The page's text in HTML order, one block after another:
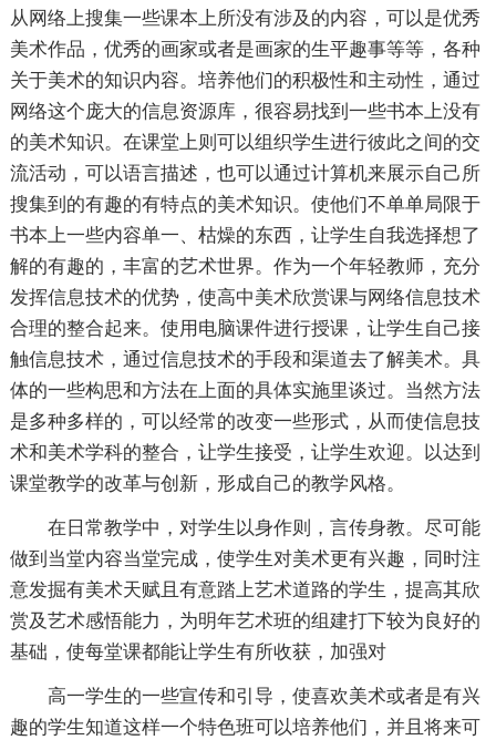
从网络上搜集一些课本上所没有涉及的内容，可以是优秀
美术作品，优秀的画家或者是画家的生平趣事等等，各种
关于美术的知识内容。培养他们的积极性和主动性，通过
网络这个庞大的信息资源库，很容易找到一些书本上没有
的美术知识。在课堂上则可以组织学生进行彼此之间的交
流活动，可以语言描述，也可以通过计算机来展示自己所
搜集到的有趣的有特点的美术知识。使他们不单单局限于
书本上一些内容单一、枯燥的东西，让学生自我选择想了
解的有趣的，丰富的艺术世界。作为一个年轻教师，充分
发挥信息技术的优势，使高中美术欣赏课与网络信息技术
合理的整合起来。使用电脑课件进行授课，让学生自己接
触信息技术，通过信息技术的手段和渠道去了解美术。具
体的一些构思和方法在上面的具体实施里谈过。当然方法
是多种多样的，可以经常的改变一些形式，从而使信息技
术和美术学科的整合，让学生接受，让学生欢迎。以达到
课堂教学的改革与创新，形成自己的教学风格。
在日常教学中，对学生以身作则，言传身教。尽可能
做到当堂内容当堂完成，使学生对美术更有兴趣，同时注
意发掘有美术天赋且有意踏上艺术道路的学生，提高其欣
赏及艺术感悟能力，为明年艺术班的组建打下较为良好的
基础，使每堂课都能让学生有所收获，加强对
高一学生的一些宣传和引导，使喜欢美术或者是有兴
趣的学生知道这样一个特色班可以培养他们，并且将来可